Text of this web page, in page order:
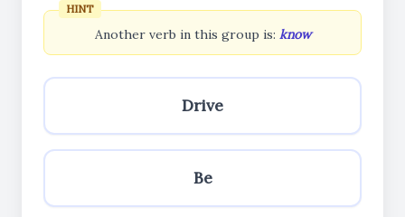
HINT
Another verb in this group is: know
Drive
Be